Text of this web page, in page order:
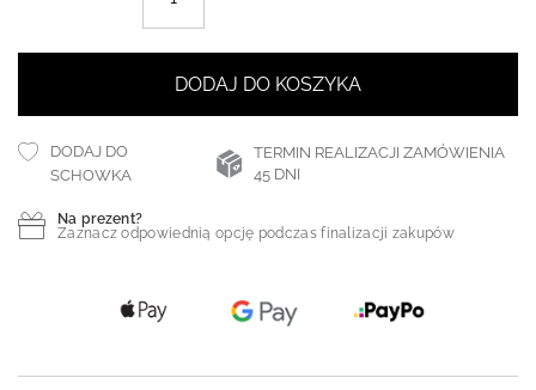
DODAJ DO KOSZYKA
DODAJ DO
SCHOWKA
TERMIN REALIZACJI ZAMÓWIENIA
45 DNI
Na prezent?
Zaznacz odpowiednią opcję podczas finalizacji zakupów